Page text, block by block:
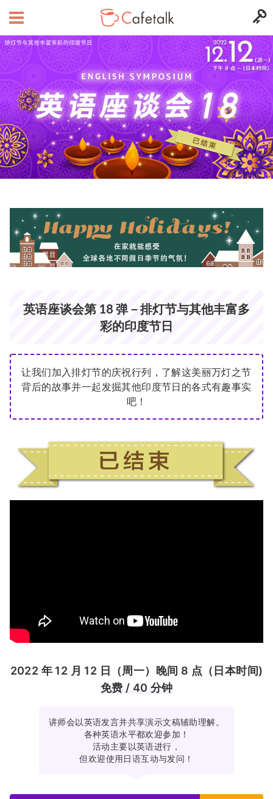
英语座谈会第 18 弹－排灯节与其他丰富多
彩的印度节日
让我们加入排灯节的庆祝行列， 了解这美丽万灯之节
背后的故事并一起发掘其他印度节日的各式有趣事实
吧！
2022 年 12 月 12 日（周一）晚间 8 点（日本时间)
免费 / 40 分钟
讲师会以英语发言并共享演示文稿辅助理解。
各种英语水平都欢迎参加！
活动主要以英语进行，
但欢迎使用日语互动与发问！